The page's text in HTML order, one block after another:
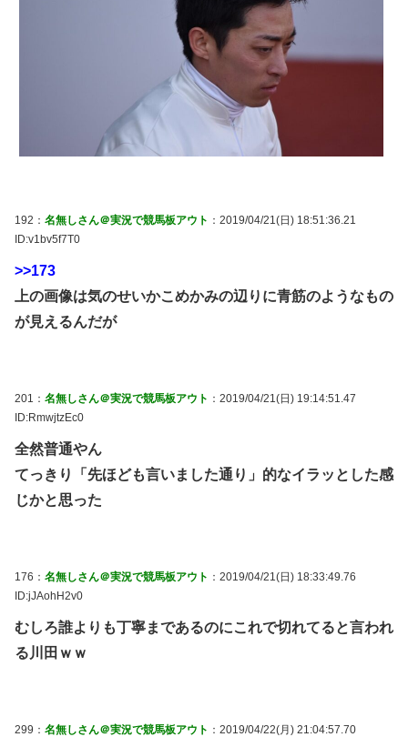
192： 名無しさん＠実況で競馬板アウト ：2019/04/21(日) 18:51:36.21
ID:v1bv5f7T0
>>173
上の画像は気のせいかこめかみの辺りに青筋のようなもの
が見えるんだが
201： 名無しさん＠実況で競馬板アウト ：2019/04/21(日) 19:14:51.47
ID:RmwjtzEc0
全然普通やん
てっきり「先ほども言いました通り」的なイラッとした感
じかと思った
176： 名無しさん＠実況で競馬板アウト ：2019/04/21(日) 18:33:49.76
ID:jJAohH2v0
むしろ誰よりも丁寧まであるのにこれで切れてると言われ
る川田ｗｗ
299： 名無しさん＠実況で競馬板アウト ：2019/04/22(月) 21:04:57.70